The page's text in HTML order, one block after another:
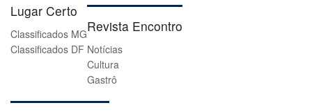
Lugar Certo
Classificados MG
Classificados DF
Revista Encontro
Notícias
Cultura
Gastrô